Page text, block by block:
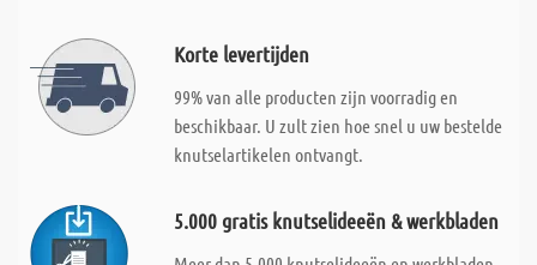
Korte levertijden
99% van alle producten zijn voorradig en
beschikbaar. U zult zien hoe snel u uw bestelde
knutselartikelen ontvangt.
5.000 gratis knutselideeën & werkbladen